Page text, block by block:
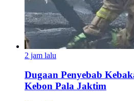
2 jam lalu
Dugaan Penyebab
Kebon Pala Jaktim